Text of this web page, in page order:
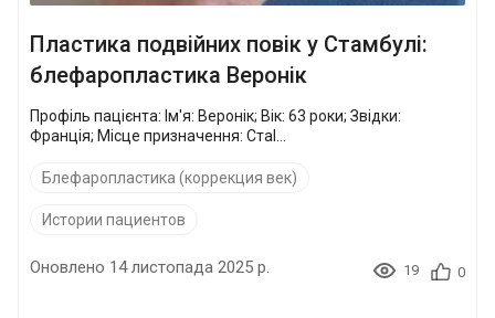
Пластика подвійних повік у Стамбулі:
блефаропластика Веронік
Профіль пацієнта: Ім'я: Веронік; Вік: 63 роки; Звідки:
Франція; Місце призначення: Стаl...
Блефаропластика (коррекция век)
Истории пациентов
Оновлено 14 листопада 2025 р. 19 0